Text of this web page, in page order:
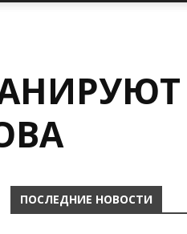
ПОСЛЕДНИЕ НОВОСТИ